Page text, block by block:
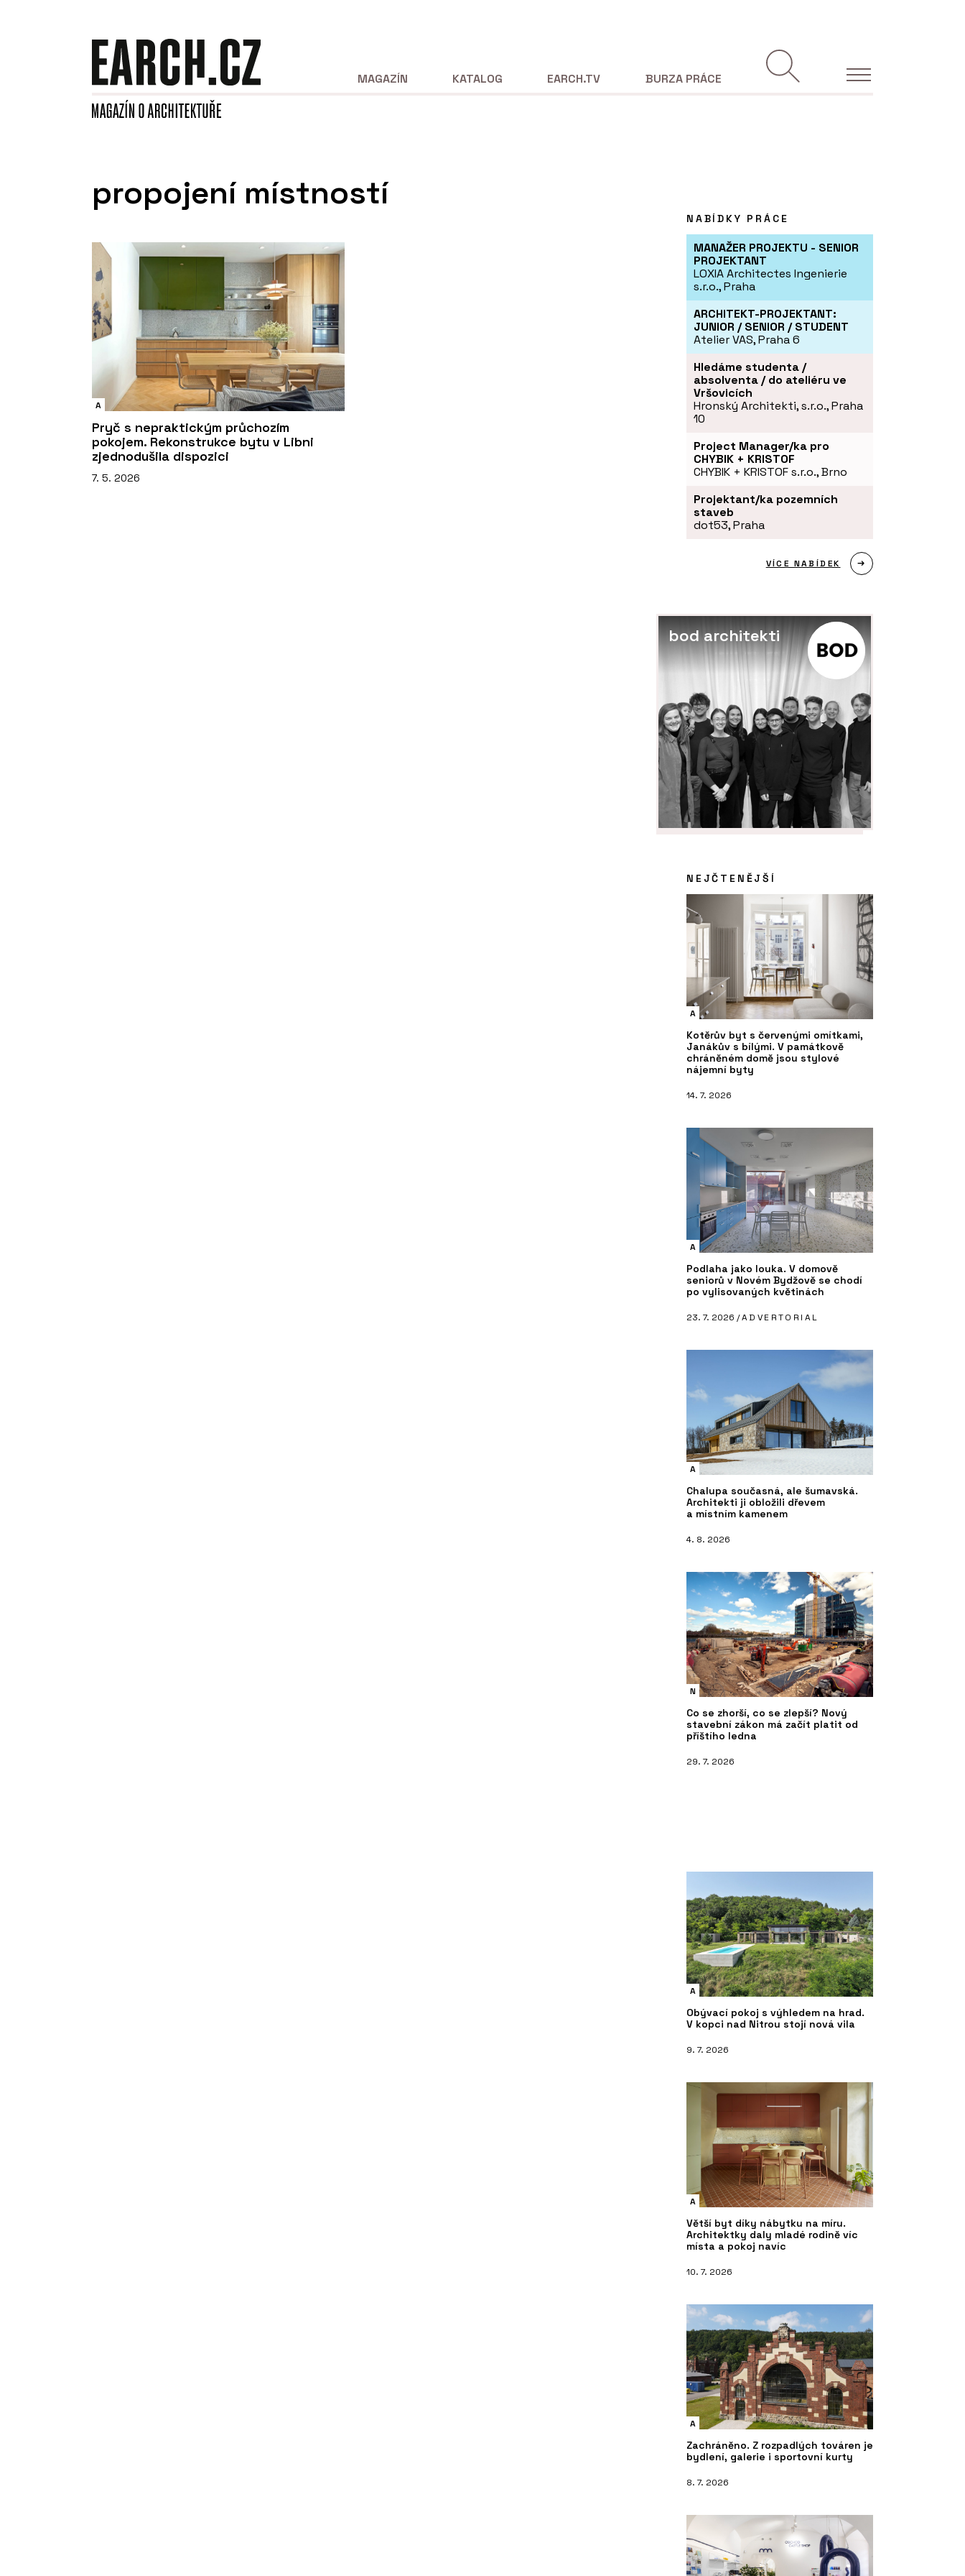
MAGAZÍN KATALOG EARCH.TV BURZA PRÁCE
propojení místností
A
Pryč s nepraktickým průchozím
pokojem. Rekonstrukce bytu v Libni
zjednodušila dispozici
7. 5. 2026
NABÍDKY PRÁCE
MANAŽER PROJEKTU - SENIOR
PROJEKTANT
LOXIA Architectes Ingenierie
s.r.o., Praha
ARCHITEKT-PROJEKTANT:
JUNIOR / SENIOR / STUDENT
Atelier VAS, Praha 6
Hledáme studenta /
absolventa / do ateliéru ve
Vršovicích
Hronský Architekti, s.r.o., Praha
10
Project Manager/ka pro
CHYBIK + KRISTOF
CHYBIK + KRISTOF s.r.o., Brno
Projektant/ka pozemních
staveb
dot53, Praha
VÍCE NABÍDEK
bod architekti
NEJČTENĚJŠÍ
A
Kotěrův byt s červenými omítkami,
Janákův s bílými. V památkově
chráněném domě jsou stylové
nájemní byty
14. 7. 2026
A
Podlaha jako louka. V domově
seniorů v Novém Bydžově se chodí
po vylisovaných květinách
23. 7. 2026 /ADVERTORIAL
A
Chalupa současná, ale šumavská.
Architekti ji obložili dřevem
a místním kamenem
4. 8. 2026
N
Co se zhorší, co se zlepší? Nový
stavební zákon má začít platit od
příštího ledna
29. 7. 2026
A
Obývací pokoj s výhledem na hrad.
V kopci nad Nitrou stojí nová vila
9. 7. 2026
A
Větší byt díky nábytku na míru.
Architektky daly mladé rodině víc
místa a pokoj navíc
10. 7. 2026
A
Zachráněno. Z rozpadlých továren je
bydlení, galerie i sportovní kurty
8. 7. 2026